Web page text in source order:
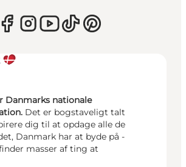
Danmarks nationale
Det er bogstaveligt talt
dig til at opdage alle de
Danmark har at byde på -
masser af ting at